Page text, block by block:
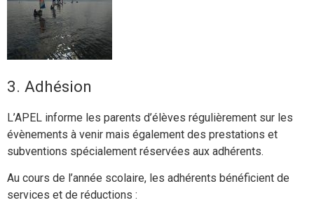
3. Adhésion
L’APEL informe les parents d’élèves régulièrement sur les
évènements à venir mais également des prestations et
subventions spécialement réservées aux adhérents.
Au cours de l’année scolaire, les adhérents bénéficient de
services et de réductions :